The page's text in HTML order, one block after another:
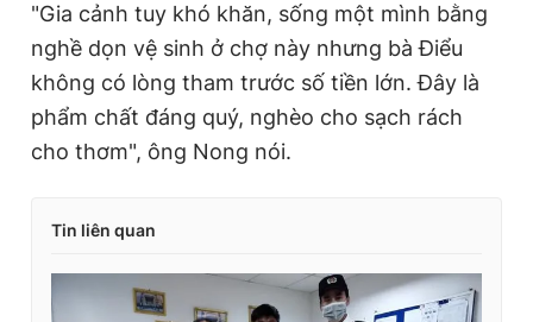
"Gia cảnh tuy khó khăn, sống một mình bằng
nghề dọn vệ sinh ở chợ này nhưng bà Điểu
không có lòng tham trước số tiền lớn. Đây là
phẩm chất đáng quý, nghèo cho sạch rách
cho thơm", ông Nong nói.
Tin liên quan